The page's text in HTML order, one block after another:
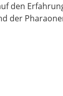
den
der